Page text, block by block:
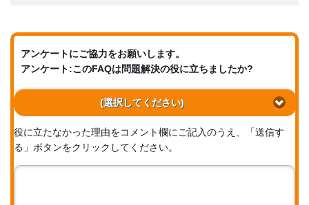
アンケートにご協力をお願いします。
アンケート:このFAQは問題解決の役に立ちましたか?
(選択してください)
役に立たなかった理由をコメント欄にご記入のうえ、「送信す
る」ボタンをクリックしてください。